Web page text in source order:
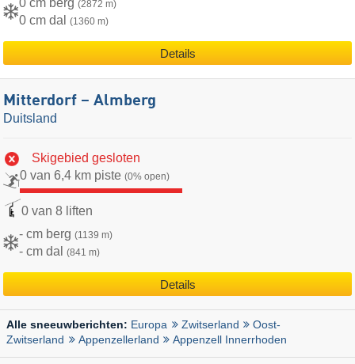
0 cm berg (2872 m)
0 cm dal (1360 m)
Details
Mitterdorf – Almberg
Duitsland
Skigebied gesloten
0 van 6,4 km piste (0% open)
0 van 8 liften
- cm berg (1139 m)
- cm dal (841 m)
Details
Alle sneeuwberichten: Europa Zwitserland
Oost-
Zwitserland
Appenzellerland Appenzell Innerrhoden